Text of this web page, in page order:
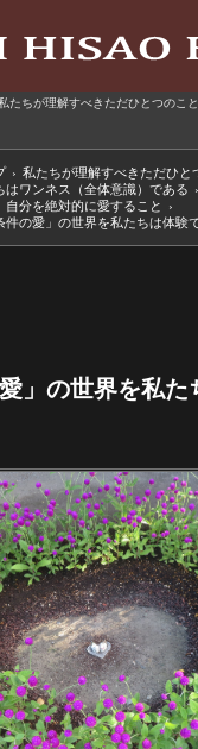
たちが理解すべきただひとつのこと
› 私たちが理解すべきただひと
はワンネス（全体意識）である ›
自分を絶対的に愛すること
›
件の愛」の世界を私たちは体験
愛」の世界を私た